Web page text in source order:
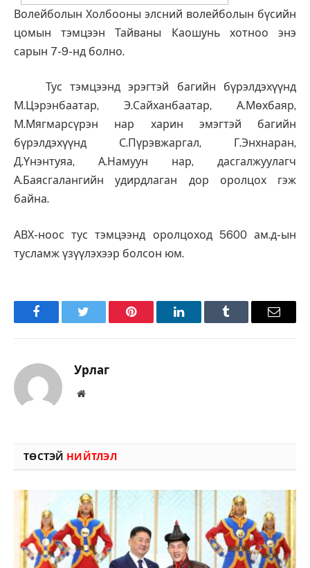
Волейболын Холбооны элсний волейболын бүсийн
цомын тэмцээн Тайваны Каошунь хотноо энэ
сарын 7-9-нд болно.
Тус тэмцээнд эрэгтэй багийн бүрэлдэхүүнд
М.Цэрэнбаатар, Э.Сайханбаатар, А.Мөхбаяр,
М.Мягмарсүрэн нар харин эмэгтэй багийн
бүрэлдэхүүнд С.Пүрэвжаргал, Г.Энхнаран,
Д.Үнэнтуяа, А.Намуун нар, дасгалжуулагч
А.Баясгалангийн удирдлаган дор оролцох гэж
байна.
АВХ-ноос тус тэмцээнд оролцоход 5600 ам.д-ын
тусламж үзүүлэхээр болсон юм.
FacebookTwitter Pinterest LinkedInTumblr Имэйл
Урлаг
Вэбсайт
ТӨСТЭЙ НИЙТЛЭЛ